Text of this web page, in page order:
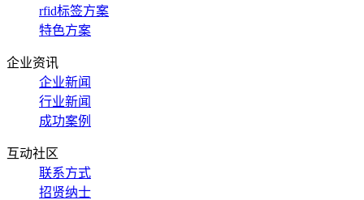
rfid标签方案
特色方案
企业资讯
企业新闻
行业新闻
成功案例
互动社区
联系方式
招贤纳士